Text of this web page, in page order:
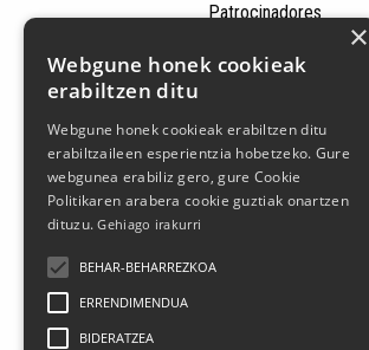
Patrocinadores
Síguenos en las redes sociales
×
Webgune honek cookieak
erabiltzen ditu
Webgune honek cookieak erabiltzen ditu
erabiltzaileen esperientzia hobetzeko. Gure
webgunea erabiliz gero, gure Cookie
Politikaren arabera cookie guztiak onartzen
dituzu.Gehiago irakurri
BEHAR-BEHARREZKOA
ERRENDIMENDUA
BIDERATZEA